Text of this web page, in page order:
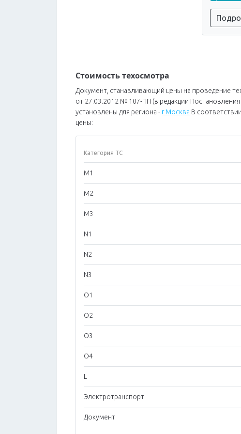
Стоимость техосмотра
Документ, станавливающий цены на проведение
от 27.03.2012 № 107-ПП (в редакции
установлены для региона - г Москва В
цены:
Категория ТС
M1
M2
M3
N1
N2
N3
O1
O2
O3
O4
L
Электротранспорт
Документ